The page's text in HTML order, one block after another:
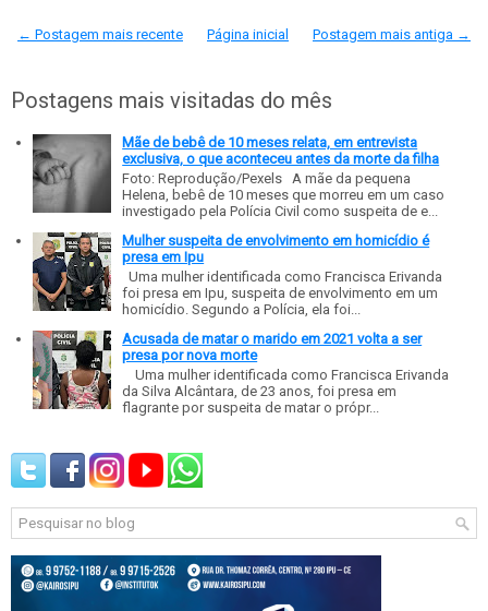
← Postagem mais recente Postagem mais antiga →
Página inicial
Postagens mais visitadas do mês
Mãe de bebê de 10 meses relata, em entrevista
exclusiva, o que aconteceu antes da morte da filha
Foto: Reprodução/Pexels A mãe da pequena
Helena, bebê de 10 meses que morreu em um caso
investigado pela Polícia Civil como suspeita de e...
Mulher suspeita de envolvimento em homicídio é
presa em Ipu
Uma mulher identificada como Francisca Erivanda
foi presa em Ipu, suspeita de envolvimento em um
homicídio. Segundo a Polícia, ela foi...
Acusada de matar o marido em 2021 volta a ser
presa por nova morte
Uma mulher identificada como Francisca Erivanda
da Silva Alcântara, de 23 anos, foi presa em
flagrante por suspeita de matar o própr...